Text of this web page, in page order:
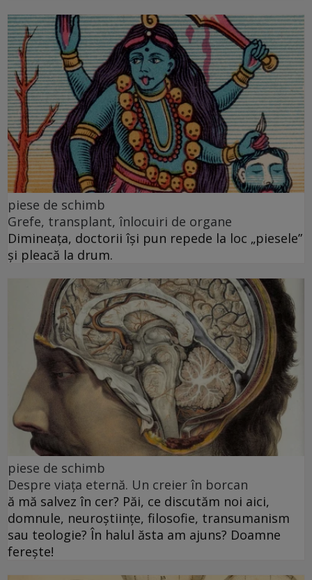
piese de schimb
Grefe, transplant, înlocuiri de organe
Dimineața, doctorii își pun repede la loc „piesele”
și pleacă la drum.
piese de schimb
Despre viața eternă. Un creier în borcan
ă mă salvez în cer? Păi, ce discutăm noi aici,
domnule, neuroștiințe, filosofie, transumanism
sau teologie? În halul ăsta am ajuns? Doamne
ferește!